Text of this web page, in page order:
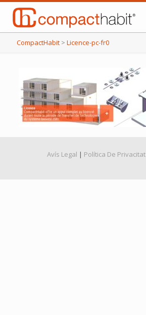
CompactHabit > Licence-pc-fr0
Avís Legal | Política De Privacitat